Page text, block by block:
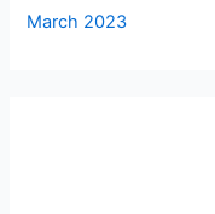
March 2023